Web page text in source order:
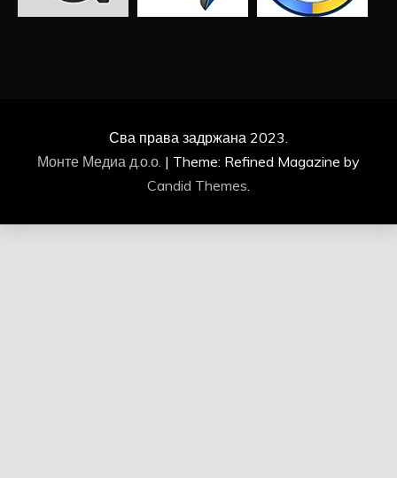
Сва права задржана 2023.
Монте Медиа д.о.о. | Theme: Refined Magazine by
Candid Themes